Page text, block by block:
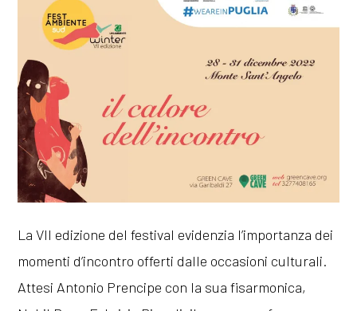
La VII edizione del festival evidenzia l’importanza dei
momenti d’incontro offerti dalle occasioni culturali.
Attesi Antonio Prencipe con la sua fisarmonica,